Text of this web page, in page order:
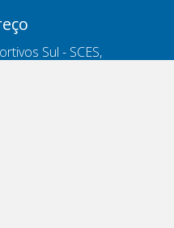
Sul - SCES,